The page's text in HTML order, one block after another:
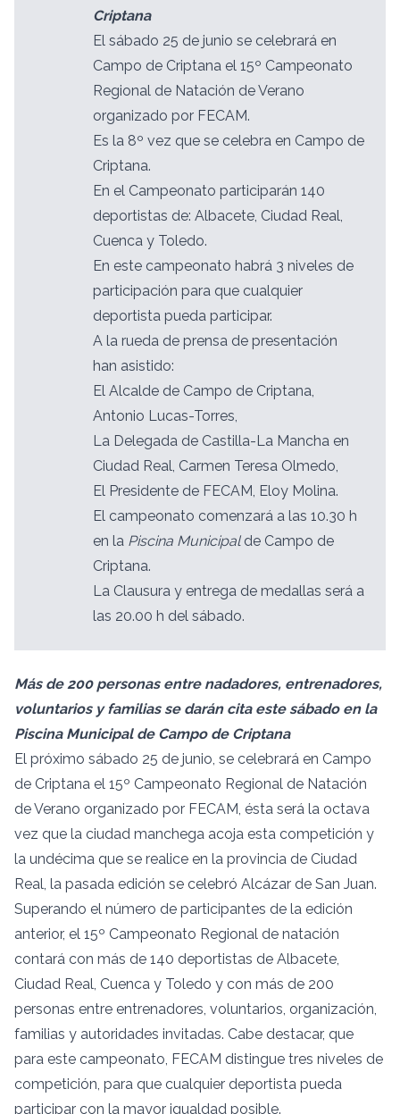
Criptana
El sábado 25 de junio se celebrará en
Campo de Criptana el 15º Campeonato
Regional de Natación de Verano
organizado por FECAM.
Es la 8º vez que se celebra en Campo de
Criptana.
En el Campeonato participarán 140
deportistas de: Albacete, Ciudad Real,
Cuenca y Toledo.
En este campeonato habrá 3 niveles de
participación para que cualquier
deportista pueda participar.
A la rueda de prensa de presentación
han asistido:
El Alcalde de Campo de Criptana,
Antonio Lucas-Torres,
La Delegada de Castilla-La Mancha en
Ciudad Real, Carmen Teresa Olmedo,
El Presidente de FECAM, Eloy Molina.
El campeonato comenzará a las 10.30 h
en la Piscina Municipal de Campo de
Criptana.
La Clausura y entrega de medallas será a
las 20.00 h del sábado.
Más de 200 personas entre nadadores, entrenadores,
voluntarios y familias se darán cita este sábado en la
Piscina Municipal de Campo de Criptana
El próximo sábado 25 de junio, se celebrará en Campo
de Criptana el 15º Campeonato Regional de Natación
de Verano organizado por FECAM, ésta será la octava
vez que la ciudad manchega acoja esta competición y
la undécima que se realice en la provincia de Ciudad
Real, la pasada edición se celebró Alcázar de San Juan.
Superando el número de participantes de la edición
anterior, el 15º Campeonato Regional de natación
contará con más de 140 deportistas de Albacete,
Ciudad Real, Cuenca y Toledo y con más de 200
personas entre entrenadores, voluntarios, organización,
familias y autoridades invitadas. Cabe destacar, que
para este campeonato, FECAM distingue tres niveles de
competición, para que cualquier deportista pueda
participar con la mayor igualdad posible.